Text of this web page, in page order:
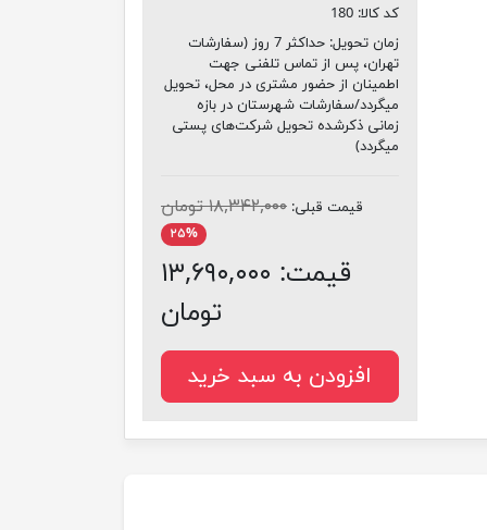
کد کالا: 180
زمان تحویل:
حداکثر 7 روز (سفارشات
تهران، پس از تماس تلفنی جهت
اطمینان از حضور مشتری در محل، تحویل
میگردد/سفارشات شهرستان در بازه
زمانی ذکرشده تحویل شرکت‌های پستی
میگردد)
قیمت قبلی: ۱۸,۳۴۲,۰۰۰ تومان
۲۵%
قیمت: ۱۳,۶۹۰,۰۰۰
تومان
افزودن به سبد خرید